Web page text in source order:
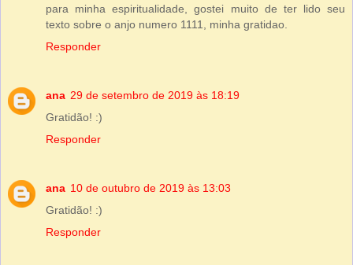
para minha espiritualidade, gostei muito de ter lido seu
texto sobre o anjo numero 1111, minha gratidao.
Responder
ana 29 de setembro de 2019 às 18:19
Gratidão! :)
Responder
ana 10 de outubro de 2019 às 13:03
Gratidão! :)
Responder